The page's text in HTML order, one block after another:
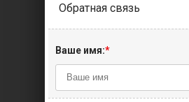
Обратная связь
Ваше имя:*